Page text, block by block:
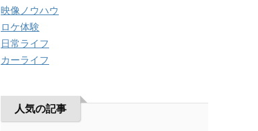
映像ノウハウ
ロケ体験
日常ライフ
カーライフ
人気の記事